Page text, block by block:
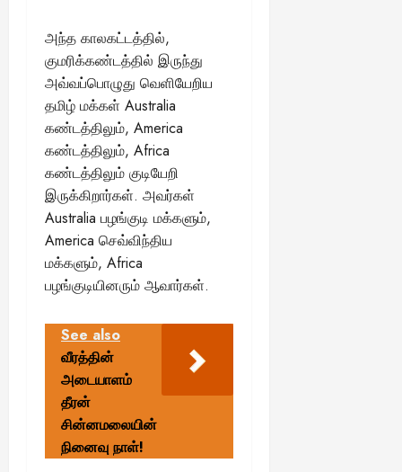
அந்த காலகட்டத்தில்,
குமரிக்கண்டத்தில் இருந்து
அவ்வப்பொழுது வெளியேறிய
தமிழ் மக்கள் Australia
கண்டத்திலும், America
கண்டத்திலும், Africa
கண்டத்திலும் குடியேறி
இருக்கிறார்கள். அவர்கள்
Australia பழங்குடி மக்களும்,
America செவ்விந்திய
மக்களும், Africa
பழங்குடியினரும் ஆவார்கள்.
See also
வீரத்தின்
அடையாளம்
தீரன்
சின்னமலையின்
நினைவு நாள்!